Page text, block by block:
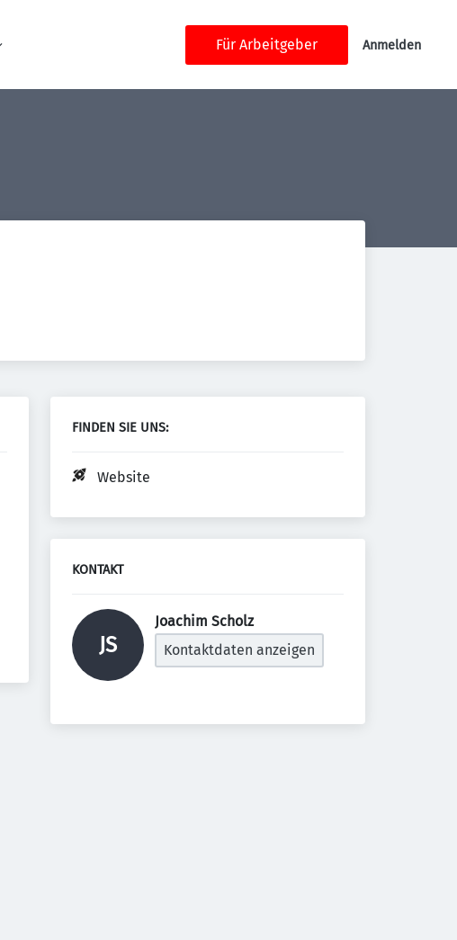
Für Arbeitgeber Anmelden
FINDEN SIE UNS:
Website
KONTAKT
JS
Joachim Scholz
Kontaktdaten anzeigen